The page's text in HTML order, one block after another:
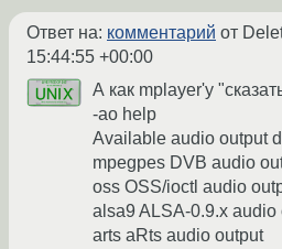
Ответ на: комментарий от
15:44:55 +00:00
А как mplayer'у
-ao help
Available audio output
mpegpes DVB audio
oss OSS/ioctl audio
alsa9 ALSA-0.9.x audio
arts aRts audio output